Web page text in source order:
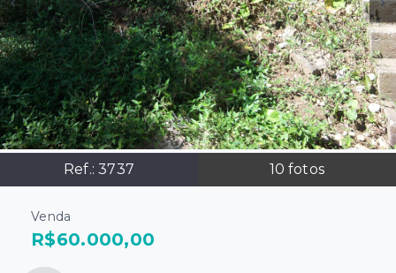
Ref.: 3737 10 fotos
Venda
R$60.000,00